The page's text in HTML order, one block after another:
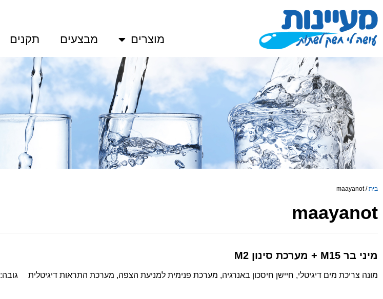
מוצרים מבצעים תקנים
בית/
maayanot
maayanot
מיני בר M15 + מערכת סינון M2
מונה צריכת מים דיגיטלי, חיישן חיסכון באנרגיה, מערכת פנימית למניעת הצפה, מערכת התראות דיגיטלית גובה: 33 ס"מ רוחב: 28 ס"מ עומק: 27 ס"מ